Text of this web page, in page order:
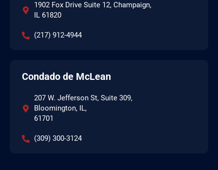
1902 Fox Drive Suite 12, Champaign,
IL 61820
(217) 912-4944
Condado de McLean
207 W. Jefferson St, Suite 309,
Bloomington, IL,
61701
(309) 300-3124